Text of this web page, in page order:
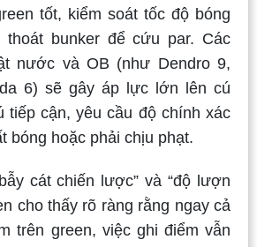
tốt, kiểm soát tốc độ bóng
thoát bunker để cứu par. Các
nước và OB (như Dendro 9,
6) sẽ gây áp lực lớn lên cú
tiếp cận, yêu cầu độ chính xác
bóng hoặc phải chịu phạt.
cát chiến lược” và “độ lượn
cho thấy rõ ràng rằng ngay cả
trên green, việc ghi điểm vẫn